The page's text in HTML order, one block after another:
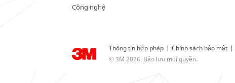
Công nghệ
Thông tin hợp pháp | Chính sách bảo mật |
© 3M 2026. Bảo lưu mọi quyền.